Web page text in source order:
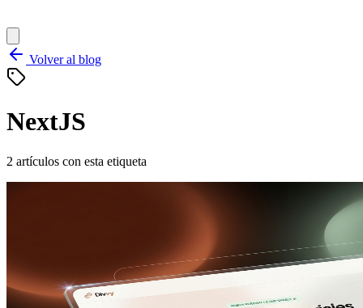
Volver al blog
NextJS
2 artículos con esta etiqueta